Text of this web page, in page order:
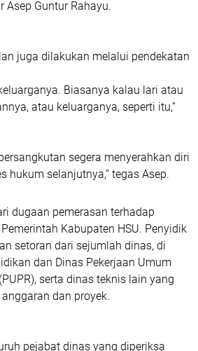
Asep Guntur Rahayu.
juga dilakukan melalui pendekatan
Biasanya kalau lari atau
atau keluarganya, seperti itu,”
segera menyerahkan diri
hukum selanjutnya,” tegas Asep.
dugaan pemerasan terhadap
Kabupaten HSU. Penyidik
setoran dari sejumlah dinas, di
dan Dinas Pekerjaan Umum
serta dinas teknis lain yang
dan proyek.
pejabat dinas yang diperiksa